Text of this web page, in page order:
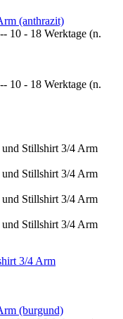
(anthrazit)
10 - 18 Werktage (n.
10 - 18 Werktage (n.
(burgund)